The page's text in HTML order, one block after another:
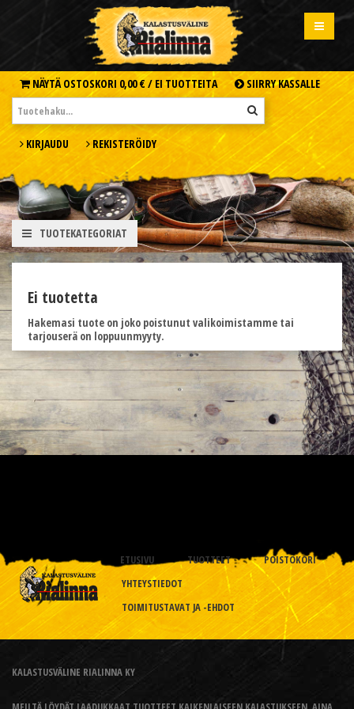
NÄYTÄ OSTOSKORI 0,00 € / EI TUOTTEITA SIIRRY KASSALLE
KIRJAUDU REKISTERÖIDY
TUOTEKATEGORIAT
Ei tuotetta
Hakemasi tuote on joko poistunut valikoimistamme tai
tarjouserä on loppuunmyyty.
ETUSIVU TUOTTEET
POISTOKORI
YHTEYSTIEDOT
TOIMITUSTAVAT JA -EHDOT
KALASTUSVÄLINE RIALINNA KY